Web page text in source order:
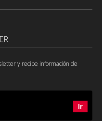
y recibe información de